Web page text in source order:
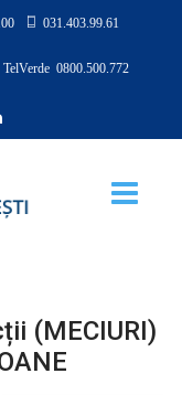
031.403.99.61
TelVerde 0800.500.772
(MECIURI)